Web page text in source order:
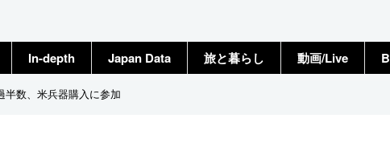
In-depth Japan Data 旅と暮らし 動画/Live
半数、米兵器購入に参加